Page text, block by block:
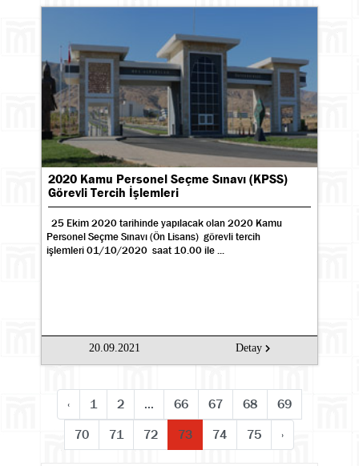
2020 Kamu Personel Seçme Sınavı (KPSS)
Görevli Tercih İşlemleri
25 Ekim 2020 tarihinde yapılacak olan 2020 Kamu
Personel Seçme Sınavı (Ön Lisans) görevli tercih
işlemleri 01/10/2020 saat 10.00 ile ...
20.09.2021 Detay
‹ 1 2 ... 66 67 68
69
70
71 72 73 74 75 ›